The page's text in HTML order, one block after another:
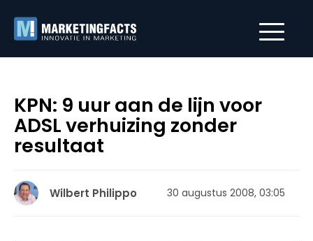
KPN: 9 uur aan de lijn voor
ADSL verhuizing zonder
resultaat
Wilbert Philippo 30 augustus 2008, 03:05